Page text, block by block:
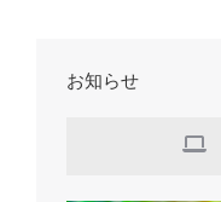
お知らせ